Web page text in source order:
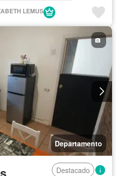
LEMUS
Departamento
Destacado